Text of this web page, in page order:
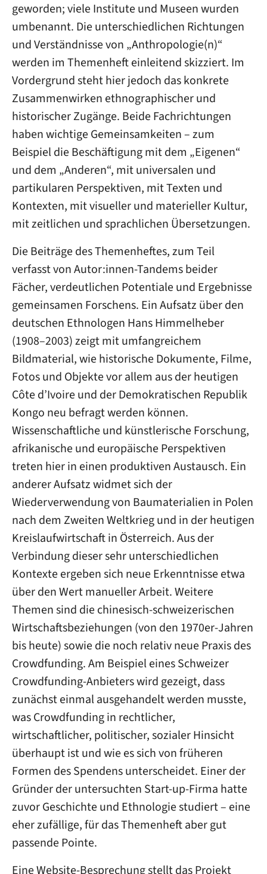
geworden; viele Institute und Museen wurden
umbenannt. Die unterschiedlichen Richtungen
und Verständnisse von „Anthropologie(n)“
werden im Themenheft einleitend skizziert. Im
Vordergrund steht hier jedoch das konkrete
Zusammenwirken ethnographischer und
historischer Zugänge. Beide Fachrichtungen
haben wichtige Gemeinsamkeiten – zum
Beispiel die Beschäftigung mit dem „Eigenen“
und dem „Anderen“, mit universalen und
partikularen Perspektiven, mit Texten und
Kontexten, mit visueller und materieller Kultur,
mit zeitlichen und sprachlichen Übersetzungen.
Die Beiträge des Themenheftes, zum Teil
verfasst von Autor:innen-Tandems beider
Fächer, verdeutlichen Potentiale und Ergebnisse
gemeinsamen Forschens. Ein Aufsatz über den
deutschen Ethnologen Hans Himmelheber
(1908–2003) zeigt mit umfangreichem
Bildmaterial, wie historische Dokumente, Filme,
Fotos und Objekte vor allem aus der heutigen
Côte d’Ivoire und der Demokratischen Republik
Kongo neu befragt werden können.
Wissenschaftliche und künstlerische Forschung,
afrikanische und europäische Perspektiven
treten hier in einen produktiven Austausch. Ein
anderer Aufsatz widmet sich der
Wiederverwendung von Baumaterialien in Polen
nach dem Zweiten Weltkrieg und in der heutigen
Kreislaufwirtschaft in Österreich. Aus der
Verbindung dieser sehr unterschiedlichen
Kontexte ergeben sich neue Erkenntnisse etwa
über den Wert manueller Arbeit. Weitere
Themen sind die chinesisch-schweizerischen
Wirtschaftsbeziehungen (von den 1970er-Jahren
bis heute) sowie die noch relativ neue Praxis des
Crowdfunding. Am Beispiel eines Schweizer
Crowdfunding-Anbieters wird gezeigt, dass
zunächst einmal ausgehandelt werden musste,
was Crowdfunding in rechtlicher,
wirtschaftlicher, politischer, sozialer Hinsicht
überhaupt ist und wie es sich von früheren
Formen des Spendens unterscheidet. Einer der
Gründer der untersuchten Start-up-Firma hatte
zuvor Geschichte und Ethnologie studiert – eine
eher zufällige, für das Themenheft aber gut
passende Pointe.
Eine Website-Besprechung stellt das Projekt